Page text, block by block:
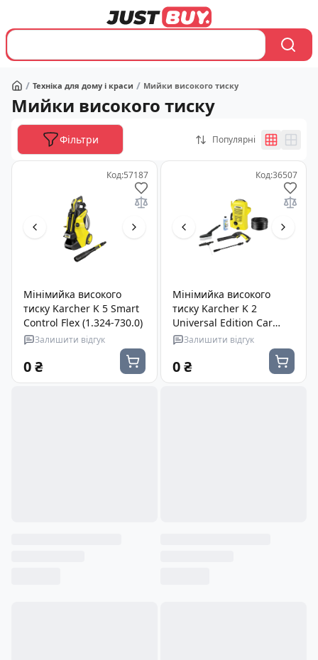
Головна
/ Техніка для дому і краси / Мийки високого тиску
Мийки високого тиску
Фільтри Популярні
Код:57187
Мінімийка високого
тиску Karcher K 5 Smart
Control Flex (1.324-730.0)
Залишити відгук
0 ₴
Код:36507
Мінімийка високого
тиску Karcher K 2
Universal Edition Car
(1.673-004.0)
Залишити відгук
0 ₴